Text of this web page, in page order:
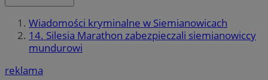
Wiadomości kryminalne w Siemianowicach
14. Silesia Marathon zabezpieczali siemianowiccy
mundurowi
reklama